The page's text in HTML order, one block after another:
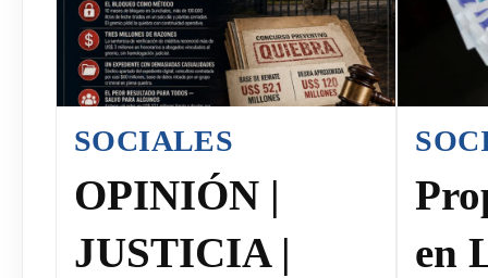
SOCIALES
OPINIÓN |
JUSTICIA |
en